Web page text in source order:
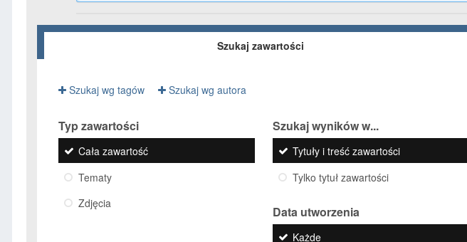
Szukaj zawartości
Szukaj wg tagów Szukaj wg autora
Typ zawartości
Cała zawartość
Tematy
Zdjęcia
Szukaj wyników w...
Tytuły i treść zawartości
Tylko tytuł zawartości
Data utworzenia
Każde